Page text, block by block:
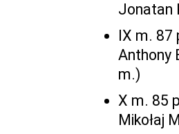
Jonatan
IX m. 87
Anthony
m.)
X m. 85
Mikołaj